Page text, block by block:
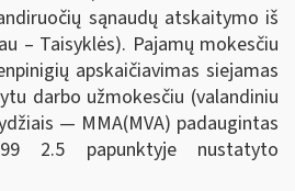
sąnaudų atskaitymo iš
– Taisyklės). Pajamų mokesčiu
apskaičiavimas siejamas
darbo užmokesčiu (valandiniu
— MMA(MVA) padaugintas
2.5 papunktyje nustatyto